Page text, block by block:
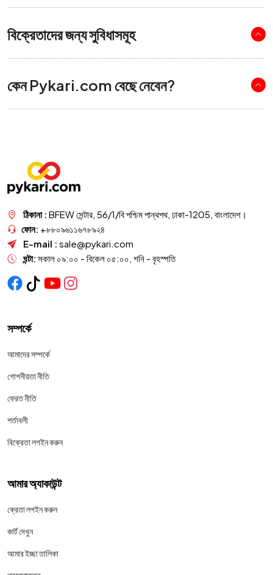
বিক্রেতাদের জন্য সুবিধাসমূহ
কেন Pykari.com বেছে নেবেন?
ঠিকানা : BFEW সেন্টার, 56/1/বি পশ্চিম পান্থপথ, ঢাকা-1205, বাংলাদেশ।
ফোন: +৮৮০৯৬১১৬৭৮৯২৪
E-mail : sale@pykari.com
ঘন্টা: সকাল ০৯:০০ - বিকেল ০৫:০০, শনি - বৃহস্পতি
সম্পর্কে
আমাদের সম্পর্কে
গোপনীয়তা নীতি
ফেরত নীতি
শর্তাবলী
বিক্রেতা লগইন করুন
আমার অ্যাকাউন্ট
ক্রেতা লগইন করুন
কার্ট দেখুন
আমার ইচ্ছা তালিকা